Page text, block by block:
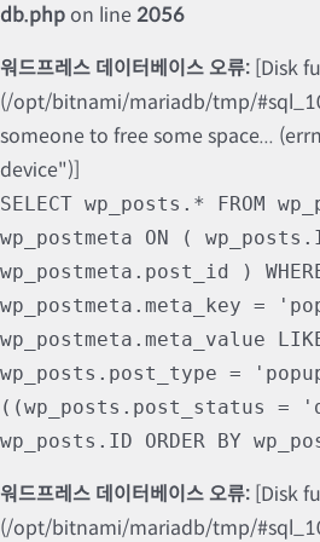
db.php on line2056
워드프레스 데이터베이스 오류: [Disk
(/opt/bitnami/mariadb/tmp/
someone to free some space...
device")]
SELECT wp_posts.* FROM
wp_postmeta ON (
wp_postmeta.post_id )
wp_postmeta.meta_key =
wp_postmeta.meta_value
wp_posts.post_type =
((wp_posts.post_status =
wp_posts.ID ORDER BY
워드프레스 데이터베이스 오류: [Disk
(/opt/bitnami/mariadb/tmp/